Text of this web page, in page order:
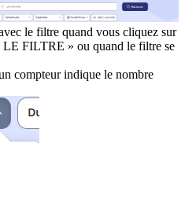
le filtre quand vous cliquez sur
FILTRE » ou quand le filtre se
compteur indique le nombre